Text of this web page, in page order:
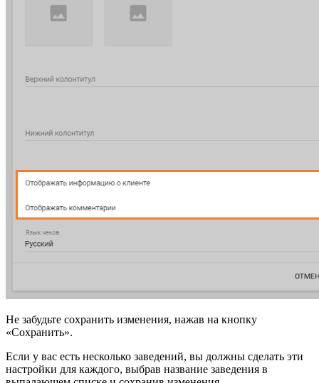
Не забудьте сохранить изменения, нажав на кнопку
«Сохранить».
Если у вас есть несколько заведений, вы должны сделать эти
настройки для каждого, выбрав название заведения в